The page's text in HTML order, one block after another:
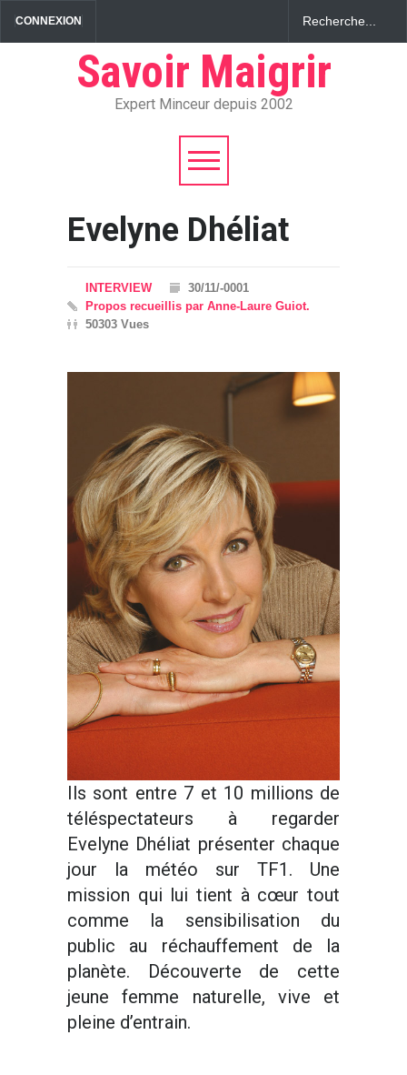
CONNEXION
Savoir Maigrir
Expert Minceur depuis 2002
Evelyne Dhéliat
INTERVIEW
30/11/-0001
Propos recueillis par Anne-Laure Guiot.
50303 Vues
Ils sont entre 7 et 10 millions de
téléspectateurs à regarder
Evelyne Dhéliat présenter chaque
jour la météo sur TF1. Une
mission qui lui tient à cœur tout
comme la sensibilisation du
public au réchauffement de la
planète. Découverte de cette
jeune femme naturelle, vive et
pleine d’entrain.